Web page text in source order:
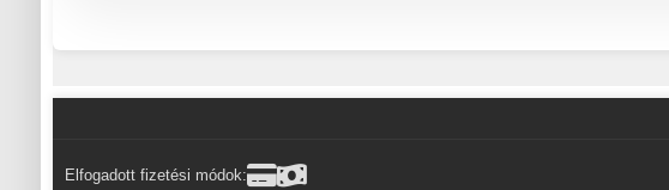
Elfogadott fizetési módok: